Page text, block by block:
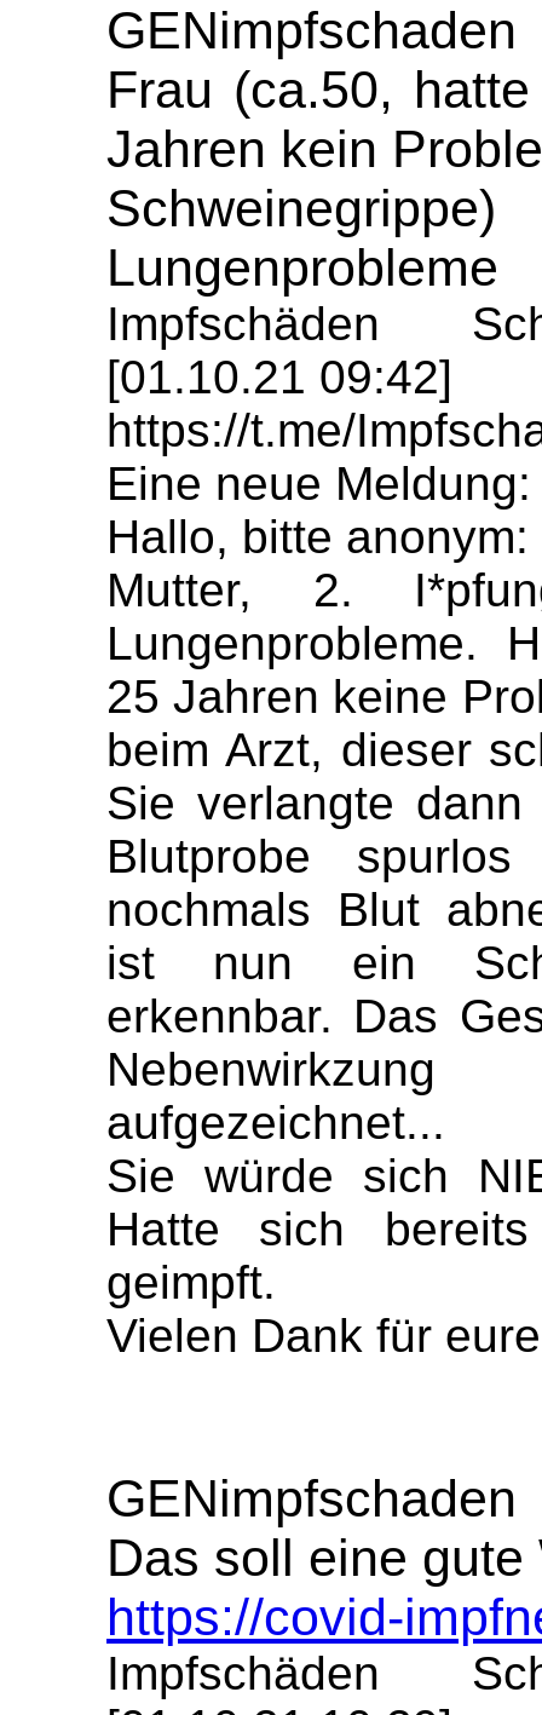
Frau (ca.50,
Jahren kein
Lungenprobleme
Impfschäden
[01.10.21 09:42]
https://t.me/
Eine neue Meldung:
Hallo, bitte
Mutter, 2.
Lungenprobleme.
25 Jahren keine
beim Arzt, dieser
Sie verlangte
Blutprobe spurlos
nochmals Blut
ist nun ein
erkennbar. Das
aufgezeichnet...
Sie würde sich
Hatte sich bereits
geimpft.
Vielen Dank für
Das soll eine
https://covid-
Impfschäden